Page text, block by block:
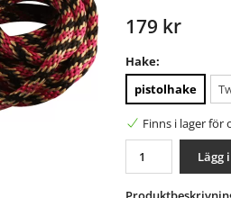
179 kr
Hake:
pistolhake
Finns i lager för
Lägg